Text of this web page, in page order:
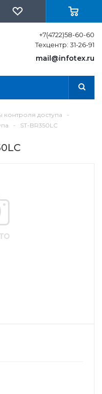
+7(4722)58-60-60
Техцентр: 31-26-91
mail@infotex.ru
контроля доступа
-
- ST-BR350LC